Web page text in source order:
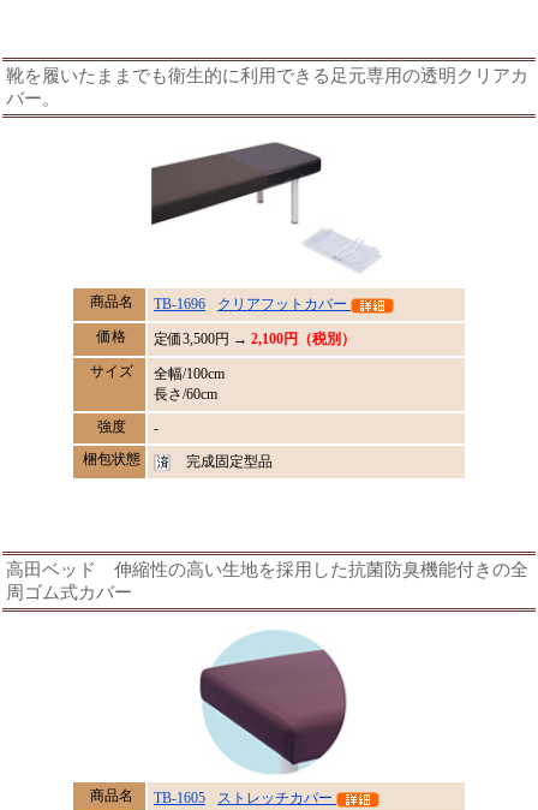
靴を履いたままでも衛生的に利用できる足元専用の透明クリアカ
バー。
商品名 TB-1696
クリアフットカバー
価格
定価3,500円 → 2,100円（税別）
サイズ
全幅/100cm
長さ/60cm
強度
-
梱包状態
完成固定型品
高田ベッド 伸縮性の高い生地を採用した抗菌防臭機能付きの全
周ゴム式カバー
商品名 TB-1605
ストレッチカバー